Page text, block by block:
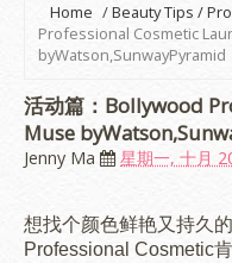
Home /Beauty Tips /
Professional Cosmetic
byWatson,SunwayPyramid
活动篇：Bollywood
Muse
Jenny Ma 星期一, 十月
想找个颜色鲜艳又持久
Professional Cosmetic